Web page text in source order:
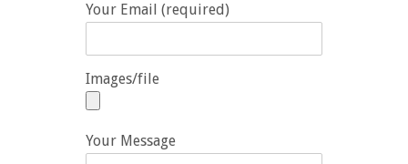
Your Email (required)
Images/file
Your Message